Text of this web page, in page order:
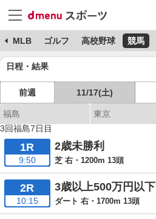
MLB ゴルフ 高校野球 競馬
日程・結果
前週 11/17(土)
福島 東京
3回福島7日目
1R
9:50
2歳未勝利
芝 右・1200m 13頭
2R
10:15
3歳以上500万円以下
ダート 右・1700m 13頭